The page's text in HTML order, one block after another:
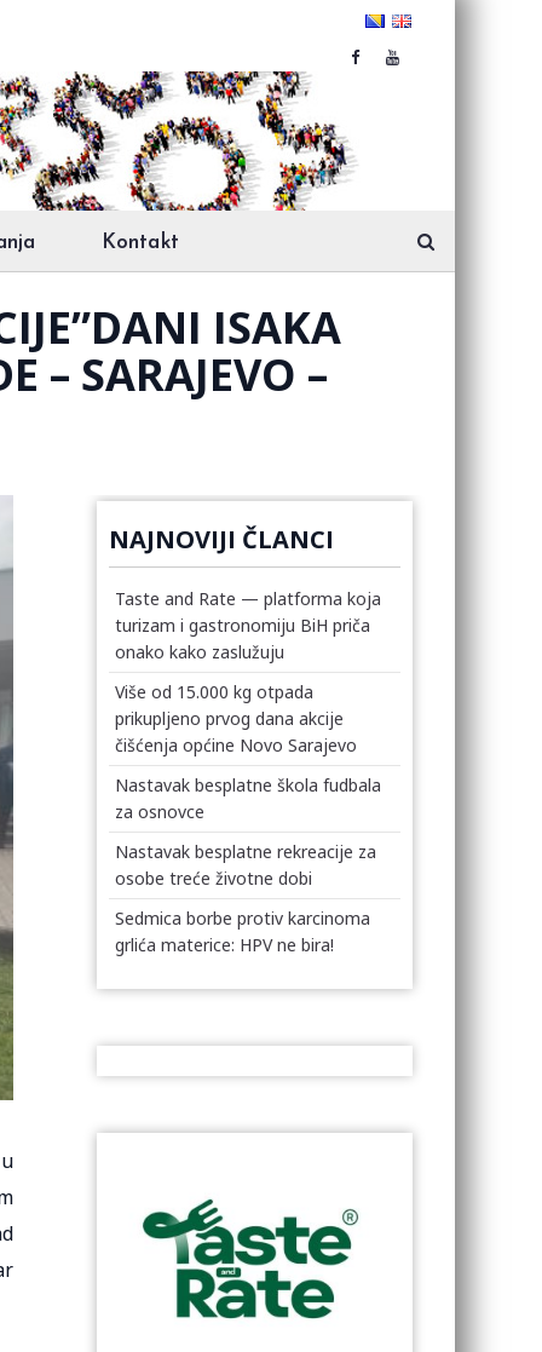
Kontakt
ISAKA
– SARAJEVO –
NAJNOVIJI ČLANCI
Taste and Rate — platforma koja
turizam i gastronomiju BiH priča
onako kako zaslužuju
Više od 15.000 kg otpada
prikupljeno prvog dana akcije
čišćenja općine Novo Sarajevo
Nastavak besplatne škola fudbala
za osnovce
Nastavak besplatne rekreacije za
osobe treće životne dobi
Sedmica borbe protiv karcinoma
grlića materice: HPV ne bira!